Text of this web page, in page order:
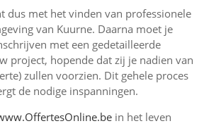
dus met het vinden van professionele
van Kuurne. Daarna moet je
met een gedetailleerde
project, hopende dat zij je nadien van
zullen voorzien. Dit gehele proces
de nodige inspanningen.
in het leven